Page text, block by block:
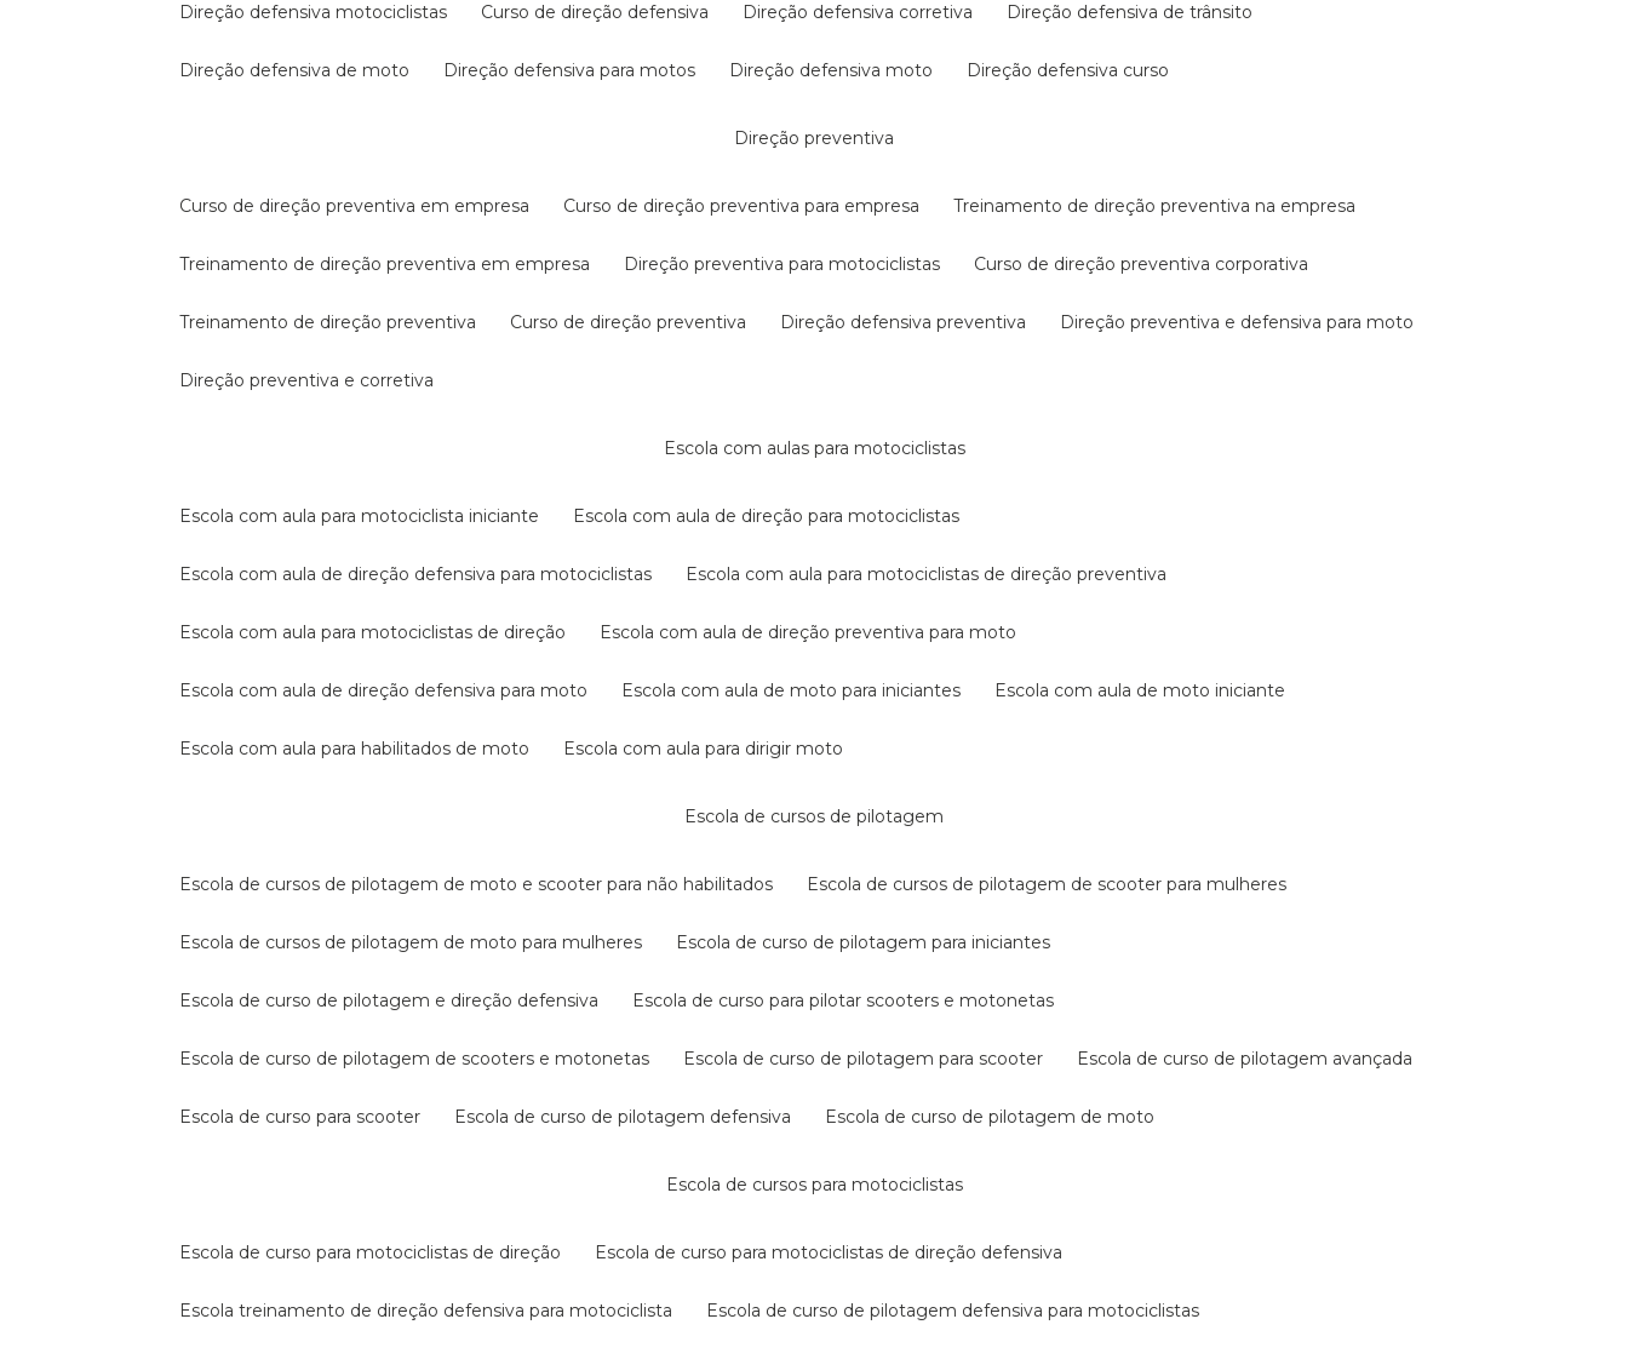
direção defensiva motociclistas curso de direção defensiva direção defensiva corretiva direção defensiva de trânsito
direção defensiva de moto direção defensiva para motos direção defensiva moto direção defensiva curso
direção preventiva
curso de direção preventiva em empresa curso de direção preventiva para empresa treinamento de direção preventiva na empresa
treinamento de direção preventiva em empresa direção preventiva para motociclistas curso de direção preventiva corporativa
treinamento de direção preventiva curso de direção preventiva direção defensiva preventiva direção preventiva e defensiva para moto
direção preventiva e corretiva
escola com aulas para motociclistas
escola com aula para motociclista iniciante escola com aula de direção para motociclistas
escola com aula de direção defensiva para motociclistas escola com aula para motociclistas de direção preventiva
escola com aula para motociclistas de direção escola com aula de direção preventiva para moto
escola com aula de direção defensiva para moto escola com aula de moto para iniciantes escola com aula de moto iniciante
escola com aula para habilitados de moto escola com aula para dirigir moto
escola de cursos de pilotagem
escola de cursos de pilotagem de moto e scooter para não habilitados escola de cursos de pilotagem de scooter para mulheres
escola de cursos de pilotagem de moto para mulheres escola de curso de pilotagem para iniciantes
escola de curso de pilotagem e direção defensiva escola de curso para pilotar scooters e motonetas
escola de curso de pilotagem de scooters e motonetas escola de curso de pilotagem para scooter escola de curso de pilotagem avançada
escola de curso para scooter escola de curso de pilotagem defensiva escola de curso de pilotagem de moto
escola de cursos para motociclistas
escola de curso para motociclistas de direção escola de curso para motociclistas de direção defensiva
escola treinamento de direção defensiva para motociclista escola de curso de pilotagem defensiva para motociclistas